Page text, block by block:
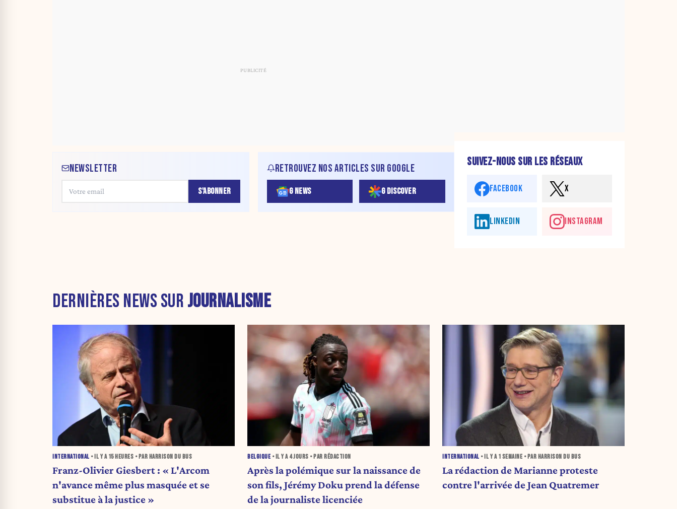
NEWSLETTER
S'ABONNER
RETROUVEZ NOS ARTICLES SUR GOOGLE
G NEWS G DISCOVER
SUIVEZ-NOUS SUR LES RÉSEAUX
FACEBOOK X
LINKEDIN INSTAGRAM
DERNIÈRES NEWS SUR JOURNALISME
INTERNATIONAL • IL Y A 15 HEURES • PAR HARRISON DU BUS
Franz-Olivier Giesbert : « L'Arcom
n'avance même plus masquée et se
substitue à la justice »
BELGIQUE • IL Y A 4 JOURS • PAR RÉDACTION
Après la polémique sur la naissance de
son fils, Jérémy Doku prend la défense
de la journaliste licenciée
INTERNATIONAL • IL Y A 1 SEMAINE • PAR HARRISON DU BUS
La rédaction de Marianne proteste
contre l'arrivée de Jean Quatremer